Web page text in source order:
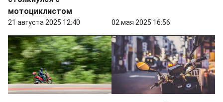
мотоциклистом
21 августа 2025 12:40 02 мая 2025 16:56